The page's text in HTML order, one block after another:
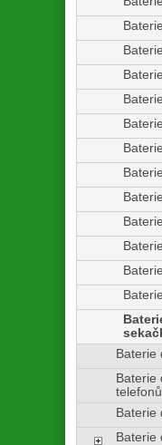
Baterie
Baterie
telefonů
Baterie
Baterie